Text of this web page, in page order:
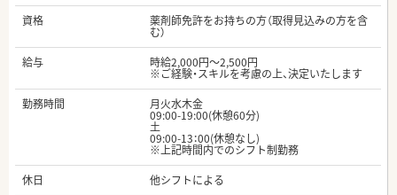
資格
薬剤師免許をお持ちの方（取得見込みの方を含
む）
給与
時給2,000円～2,500円
※ご経験・スキルを考慮の上、決定いたします
勤務時間
月火水木金
09:00-19:00(休憩60分)
土
09:00-13：00(休憩なし)
※上記時間内でのシフト制勤務
休日
他シフトによる